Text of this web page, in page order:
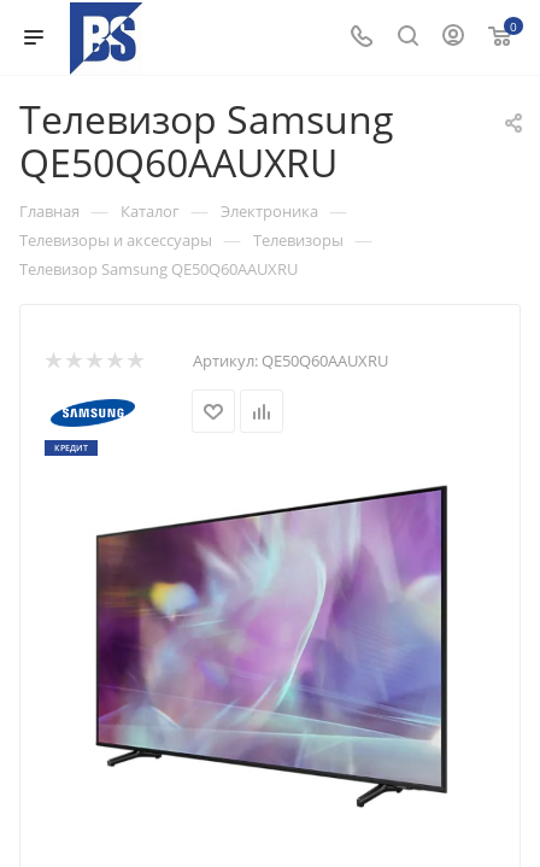
0
Телевизор Samsung
QE50Q60AAUXRU
Главная — Каталог — Электроника —
Телевизоры и аксессуары — Телевизоры —
Телевизор Samsung QE50Q60AAUXRU
Артикул: QE50Q60AAUXRU
КРЕДИТ